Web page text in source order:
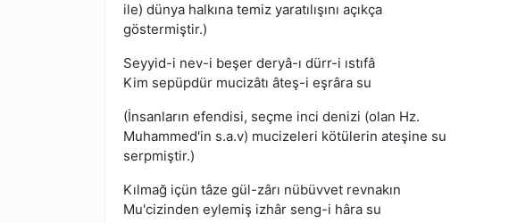
ile) dünya halkına temiz yaratılışını açıkça
göstermiştir.)
Seyyid-i nev-i beşer deryâ-ı dürr-i ıstıfâ
Kim sepüpdür mucizâtı âteş-i eşrâra su
(İnsanların efendisi, seçme inci denizi (olan Hz.
Muhammed'in s.a.v) mucizeleri kötülerin ateşine su
serpmiştir.)
Kılmağ içün tâze gül-zârı nübüvvet revnakın
Mu'cizinden eylemiş izhâr seng-i hâra su